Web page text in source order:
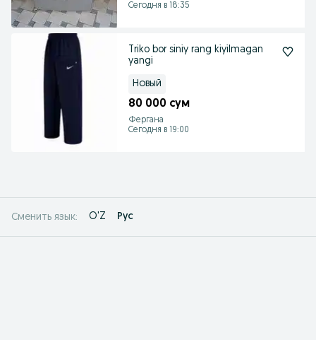
Сегодня в 18:35
Triko bor siniy rang kiyilmagan
yangi
Новый
80 000 сум
Фергана
Сегодня в 19:00
Сменить язык: O'Z Рус